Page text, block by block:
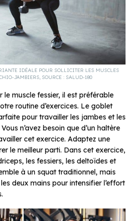
IDÉALE POUR SOLLICITER LES MUSCLES
JAMBIERS, SOURCE : SALUD-180
le muscle fessier, il est préférable
routine d’exercices. Le goblet
pour travailler les jambes et les
n’avez besoin que d’un haltère
cet exercice. Adaptez une
le meilleur parti. Dans cet exercice,
les fessiers, les deltoïdes et
à un squat traditionnel, mais
deux mains pour intensifier l’effort